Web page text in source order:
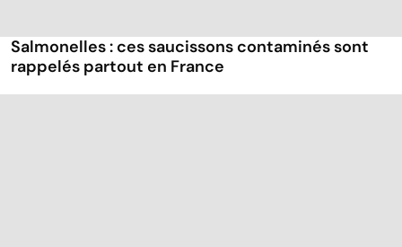
Salmonelles : ces saucissons contaminés sont
rappelés partout en France